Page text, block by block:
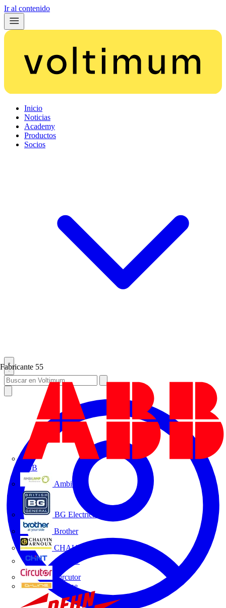
Ir al contenido
Inicio
Noticias
Academy
Productos
Socios
Fabricante 55
ABB
Ambilamp
BG Electrical
Brother
CHAUVIN ARNOUX
CHINT
Circutor
D-Line